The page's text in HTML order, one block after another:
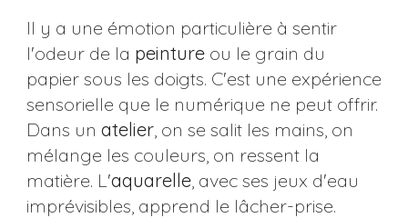
Il y a une émotion particulière à sentir
l'odeur de la peintureou le grain du
papier sous les doigts. C'est une expérience
sensorielle que le numérique ne peut offrir.
Dans un atelier, on se salit les mains, on
mélange les couleurs, on ressent la
matière. L'aquarelle, avec ses jeux d'eau
imprévisibles, apprend le lâcher-prise.